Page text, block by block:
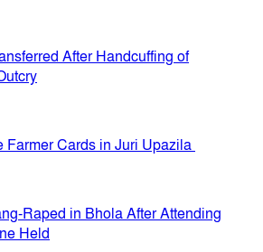
After Handcuffing of
Farmer Cards in Juri Upazila
Raped in Bhola After Attending
Held